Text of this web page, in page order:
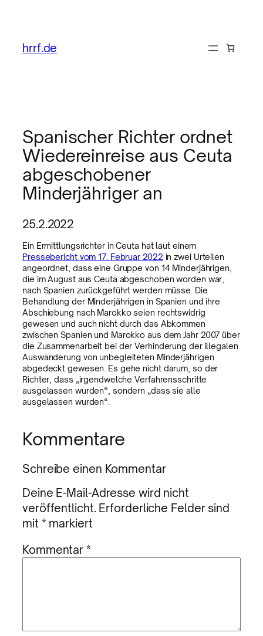
hrrf.de
Spanischer Richter ordnet
Wiedereinreise aus Ceuta
abgeschobener
Minderjähriger an
25.2.2022
Ein Ermittlungsrichter in Ceuta hat laut einem
Pressebericht vom 17. Februar 2022 in zwei Urteilen
angeordnet, dass eine Gruppe von 14 Minderjährigen,
die im August aus Ceuta abgeschoben worden war,
nach Spanien zurückgeführt werden müsse. Die
Behandlung der Minderjährigen in Spanien und ihre
Abschiebung nach Marokko seien rechtswidrig
gewesen und auch nicht durch das Abkommen
zwischen Spanien und Marokko aus dem Jahr 2007 über
die Zusammenarbeit bei der Verhinderung der illegalen
Auswanderung von unbegleiteten Minderjährigen
abgedeckt gewesen. Es gehe nicht darum, so der
Richter, dass „irgendwelche Verfahrensschritte
ausgelassen wurden“, sondern „dass sie alle
ausgelassen wurden“.
Kommentare
Schreibe einen Kommentar
Deine E-Mail-Adresse wird nicht
veröffentlicht. Erforderliche Felder sind
mit * markiert
Kommentar*